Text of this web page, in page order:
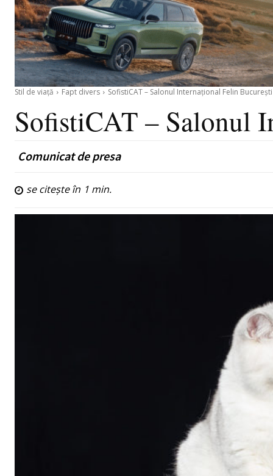
Stil de viață Fapt divers SofistiCAT – Salonul Internațional Felin București
SofistiCAT – Salonul
Comunicat de presa
se citește în 1 min.